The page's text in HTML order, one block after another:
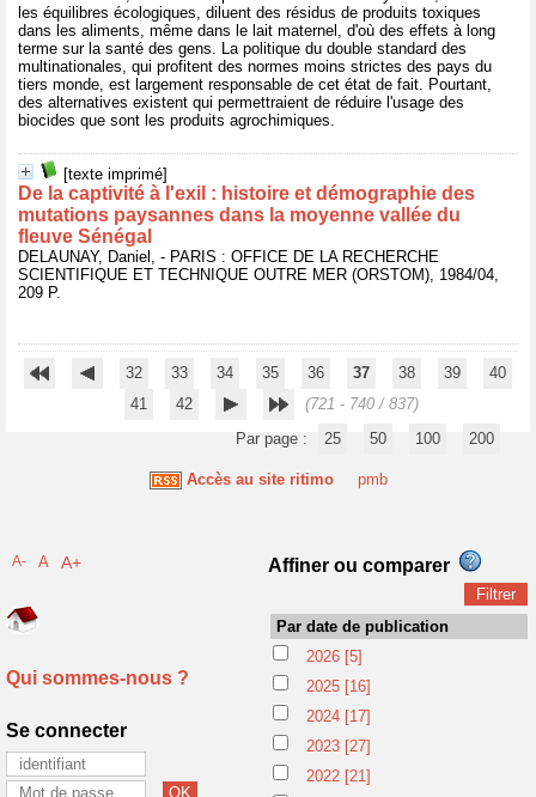
les équilibres écologiques, diluent des résidus de produits toxiques
dans les aliments, même dans le lait maternel, d'où des effets à long
terme sur la santé des gens. La politique du double standard des
multinationales, qui profitent des normes moins strictes des pays du
tiers monde, est largement responsable de cet état de fait. Pourtant,
des alternatives existent qui permettraient de réduire l'usage des
biocides que sont les produits agrochimiques.
[texte imprimé]
De la captivité à l'exil : histoire et démographie des
mutations paysannes dans la moyenne vallée du
fleuve Sénégal
DELAUNAY, Daniel, - PARIS : OFFICE DE LA RECHERCHE
SCIENTIFIQUE ET TECHNIQUE OUTRE MER (ORSTOM), 1984/04,
209 P.
32 33 34 35 36 37 38 39
40
41
42
(721 - 740 / 837)
Par page :
25 50 100 200
Accès au site ritimo pmb
A- A A+
Qui sommes-nous ?
Se connecter
Affiner ou comparer
Par date de publication
2026 [5]
2025 [16]
2024 [17]
2023 [27]
2022 [21]